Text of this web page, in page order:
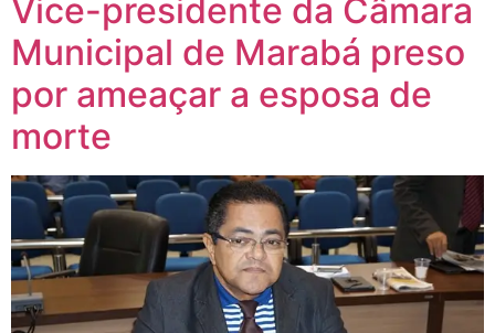
Vice-presidente da Câmara
Municipal de Marabá preso
por ameaçar a esposa de
morte